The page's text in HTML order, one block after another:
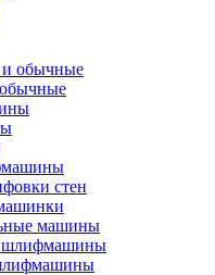
стен
машины
шлифмашины